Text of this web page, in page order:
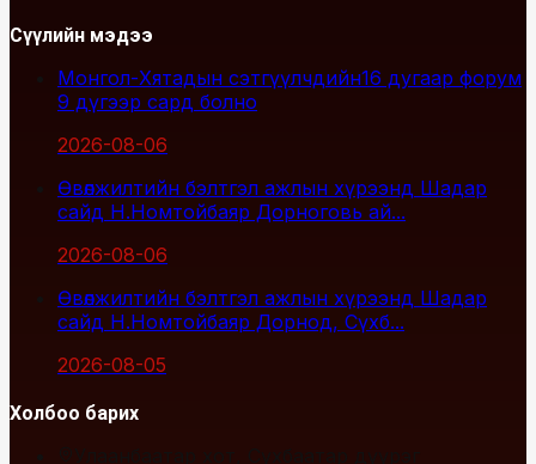
Сүүлийн мэдээ
Монгол-Хятадын сэтгүүлчдийн16 дугаар форум
9 дүгээр сард болно
2026-08-06
Өвөлжилтийн бэлтгэл ажлын хүрээнд Шадар
сайд Н.Номтойбаяр Дорноговь ай...
2026-08-06
Өвөлжилтийн бэлтгэл ажлын хүрээнд Шадар
сайд Н.Номтойбаяр Дорнод, Сүхб...
2026-08-05
Холбоо барих